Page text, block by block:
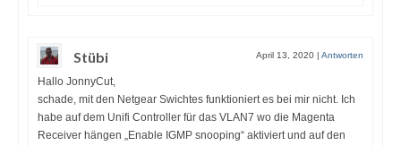
Stübi April 13, 2020 Antworten
Hallo JonnyCut,
schade, mit den Netgear Swichtes funktioniert es bei mir nicht. Ich
habe auf dem Unifi Controller für das VLAN7 wo die Magenta
Receiver hängen „Enable IGMP snooping“ aktiviert und auf den